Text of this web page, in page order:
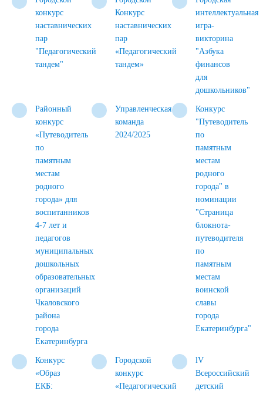
конкурс
наставнических
пар
"Педагогический
тандем"
Конкурс
наставнических
пар
«Педагогический
тандем»
интеллектуальная
игра-
викторина
"Азбука
финансов
для
дошкольников"
Районный
конкурс
«Путеводитель
по
памятным
местам
родного
города» для
воспитанников
4-7 лет и
педагогов
муниципальных
дошкольных
образовательных
организаций
Чкаловского
района
города
Екатеринбурга
Управленческая
команда
2024/2025
Конкурс
"Путеводитель
по
памятным
местам
родного
города" в
номинации
"Страница
блокнота-
путеводителя
по
памятным
местам
воинской
славы
города
Екатеринбурга"
Конкурс
«Образ
ЕКБ:
Городской
конкурс
«Педагогический
lV
Всероссийский
детский